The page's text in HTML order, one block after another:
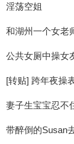
淫荡空姐
和湖州一个女老
公共女厕中操女
[转贴] 跨年夜操
妻子生宝宝忍不
带醉倒的Susan